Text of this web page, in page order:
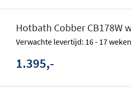
voor een strakke matte
mogelijkheden om jouw
voor wie op zoek is naar een
Hotbath Cobber CB178W
Verwachte levertijd: 16 - 17 weken
1.395,-